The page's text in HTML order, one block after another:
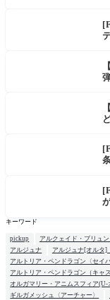
キーワード
pickup
アルクェイド・ブリュ
アルジュナ
アルジュナ[オルタ]
アルトリア・ペンドラゴン〈セイバ
アルトリア・ペンドラゴン（キャ
オルガマリー・アニムスフィア(U-
ギルガメッシュ〈アーチャー〉